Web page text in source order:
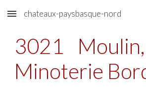
Skip to main content
chateaux-paysbasque-nord
3021
Minoterie